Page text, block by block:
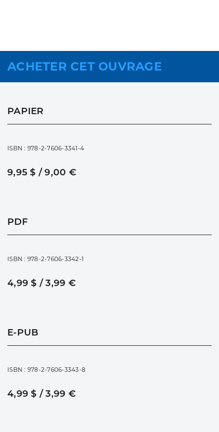
ACHETER CET OUVRAGE
PAPIER
ISBN : 978-2-7606-3341-4
9,95 $ / 9,00 €
PDF
ISBN : 978-2-7606-3342-1
4,99 $ / 3,99 €
E-PUB
ISBN : 978-2-7606-3343-8
4,99 $ / 3,99 €